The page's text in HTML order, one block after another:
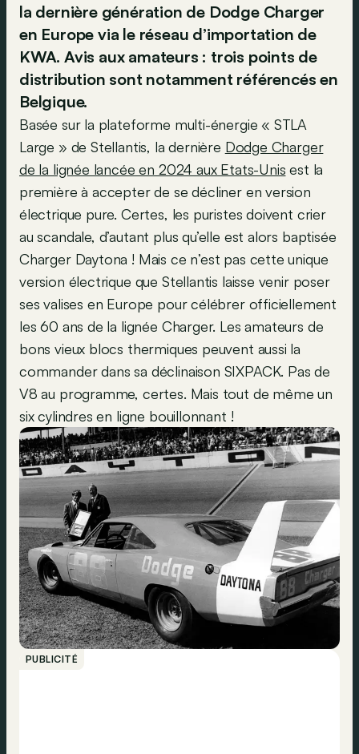
la dernière génération de Dodge Charger
en Europe via le réseau d’importation de
KWA. Avis aux amateurs : trois points de
distribution sont notamment référencés en
Belgique.
Basée sur la plateforme multi-énergie « STLA
Large » de Stellantis, la dernière Dodge Charger
de la lignée lancée en 2024 aux Etats-Unis est la
première à accepter de se décliner en version
électrique pure. Certes, les puristes doivent crier
au scandale, d’autant plus qu’elle est alors baptisée
Charger Daytona ! Mais ce n’est pas cette unique
version électrique que Stellantis laisse venir poser
ses valises en Europe pour célébrer officiellement
les 60 ans de la lignée Charger. Les amateurs de
bons vieux blocs thermiques peuvent aussi la
commander dans sa déclinaison SIXPACK. Pas de
V8 au programme, certes. Mais tout de même un
six cylindres en ligne bouillonnant !
PUBLICITÉ